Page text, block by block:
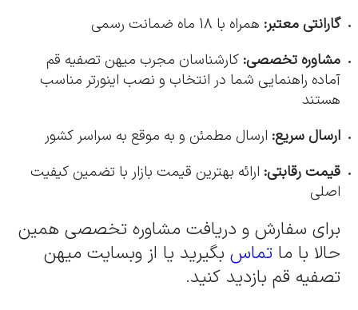
گارانتی معتبر: همراه با 18 ماه ضمانت رسمی
مشاوره تخصصی: کارشناسان مجرب میهن تصفیه قم
آماده راهنمایی شما در انتخاب و نصب اینورتر مناسب
هستند
ارسال سریع: ارسال مطمئن و به موقع به سراسر کشور
قیمت رقابتی: ارائه بهترین قیمت بازار با تضمین کیفیت
اصلی
برای سفارش و دریافت مشاوره تخصصی همین
حالا با ما تماس بگیرید یا از وبسایت میهن
تصفیه قم بازدید کنید.